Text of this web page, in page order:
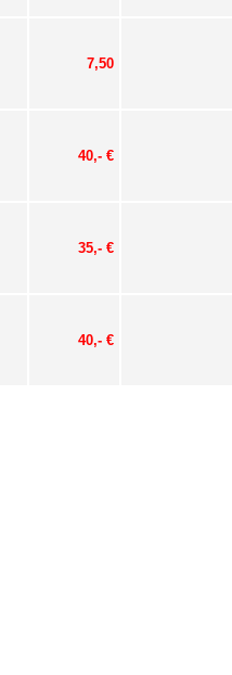
7,50
40,- €
35,- €
40,- €